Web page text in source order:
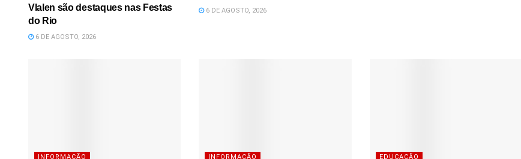
Vlalen são destaques nas Festas
do Rio
6 DE AGOSTO, 2026
6 DE AGOSTO, 2026
INFORMAÇÃO INFORMAÇÃO EDUCAÇÃO